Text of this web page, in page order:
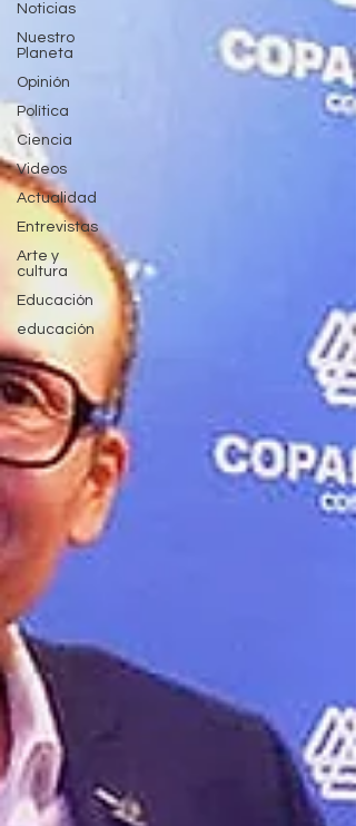
Noticias
Nuestro
Planeta
Opinión
Política
Ciencia
Videos
Actualidad
Entrevistas
Arte y
cultura
Educación
educación